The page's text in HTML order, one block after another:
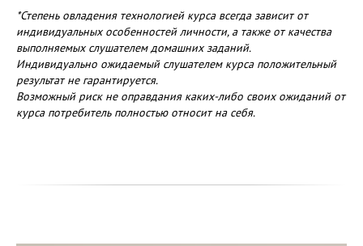
*Степень овладения технологией курса всегда зависит от
индивидуальных особенностей личности, а также от качества
выполняемых слушателем домашних заданий.
Индивидуально ожидаемый слушателем курса положительный
результат не гарантируется.
Возможный риск не оправдания каких-либо своих ожиданий от
курса потребитель полностью относит на себя.